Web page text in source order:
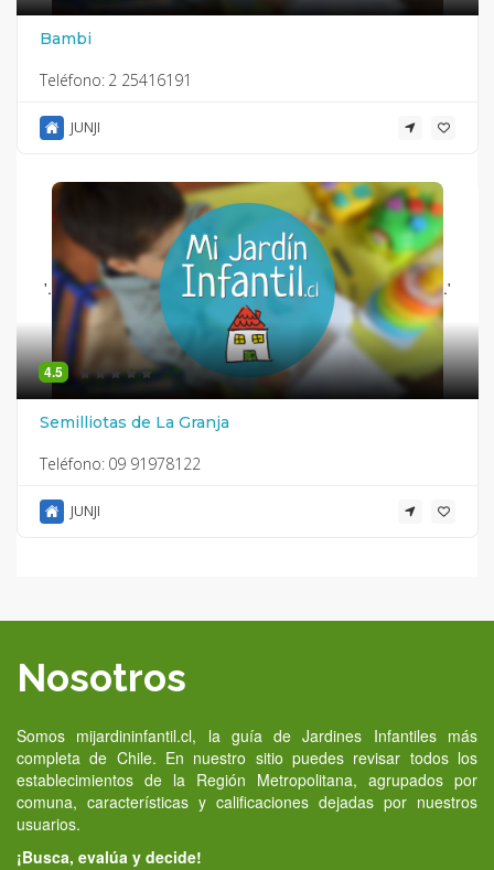
Bambi
Teléfono: 2 25416191
JUNJI
'. .'
4.5
Semilliotas de La Granja
Teléfono: 09 91978122
JUNJI
Nosotros
Somos mijardininfantil.cl, la guía de Jardines Infantiles más
completa de Chile. En nuestro sitio puedes revisar todos los
establecimientos de la Región Metropolitana, agrupados por
comuna, características y calificaciones dejadas por nuestros
usuarios.
¡Busca, evalúa y decide!